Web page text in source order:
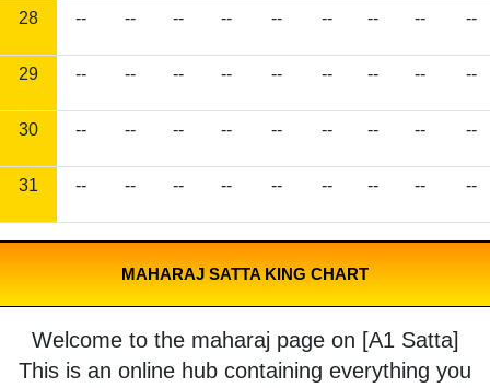
28 -- -- -- -- -- -- -- -- --
29 -- -- -- -- -- -- -- -- --
30 -- -- -- -- -- -- -- -- --
31 -- -- -- -- -- -- -- -- --
MAHARAJ SATTA KING CHART
Welcome to the maharaj page on [A1 Satta]
This is an online hub containing everything you